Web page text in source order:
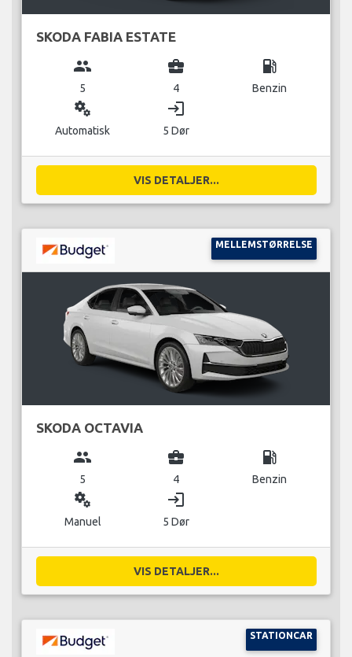
SKODA FABIA ESTATE
group
5
business_center
4
local_gas_station
Benzin
miscellaneous_services
Automatisk
login
5 Dør
VIS DETALJER...
MELLEMSTØRRELSE
SKODA OCTAVIA
group
5
business_center
4
local_gas_station
Benzin
miscellaneous_services
Manuel
login
5 Dør
VIS DETALJER...
STATIONCAR